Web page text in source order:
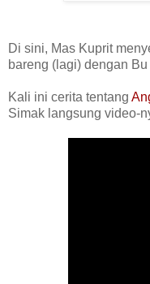
Di sini, Mas Kuprit
bareng (lagi) dengan
Kali ini cerita tentang
Simak langsung video-